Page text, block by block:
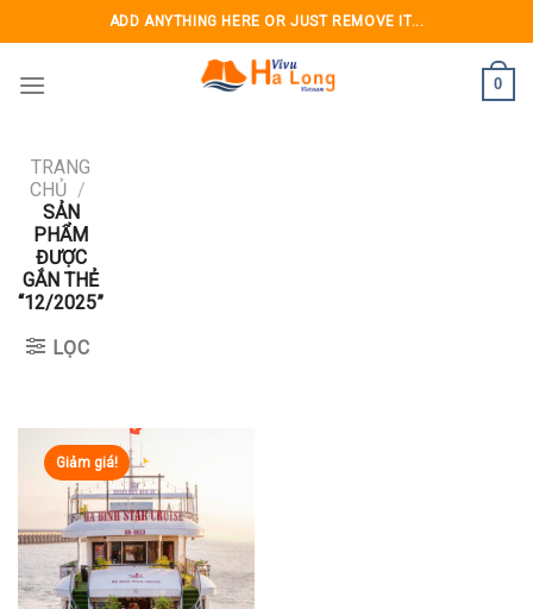
to
content
ADD ANYTHING HERE OR JUST REMOVE IT...
0
TRANG
CHỦ /
SẢN
PHẨM
ĐƯỢC
GẮN THẺ
“12/2025”
LỌC
Giảm giá!